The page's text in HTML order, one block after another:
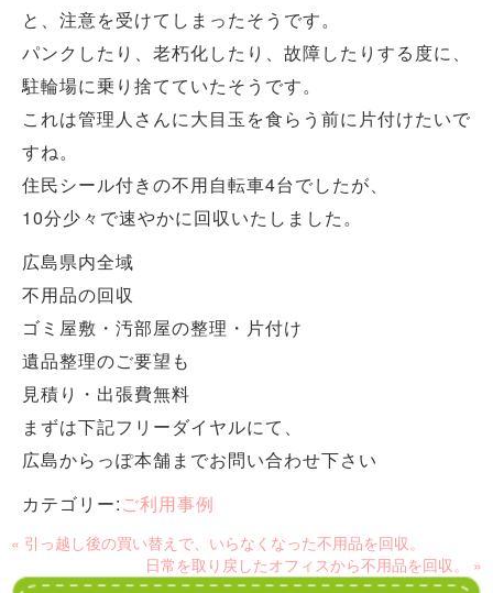
と、注意を受けてしまったそうです。
パンクしたり、老朽化したり、故障したりする度に、
駐輪場に乗り捨てていたそうです。
これは管理人さんに大目玉を食らう前に片付けたいで
すね。
住民シール付きの不用自転車4台でしたが、
10分少々で速やかに回収いたしました。
広島県内全域
不用品の回収
ゴミ屋敷・汚部屋の整理・片付け
遺品整理のご要望も
見積り・出張費無料
まずは下記フリーダイヤルにて、
広島からっぽ本舗までお問い合わせ下さい
カテゴリー:ご利用事例
« 引っ越し後の買い替えで、いらなくなった不用品を回収。
日常を取り戻したオフィスから不用品を回収。 »